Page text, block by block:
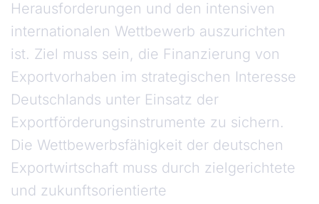
Herausforderungen und den intensiven
internationalen Wettbewerb auszurichten
ist. Ziel muss sein, die Finanzierung von
Exportvorhaben im strategischen Interesse
Deutschlands unter Einsatz der
Exportförderungsinstrumente zu sichern.
Die Wettbewerbsfähigkeit der deutschen
Exportwirtschaft muss durch zielgerichtete
und zukunftsorientierte